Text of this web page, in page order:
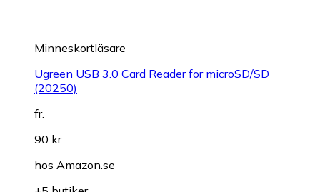
Minneskortläsare
Ugreen USB 3.0 Card Reader for microSD/SD
(20250)
fr.
90 kr
hos Amazon.se